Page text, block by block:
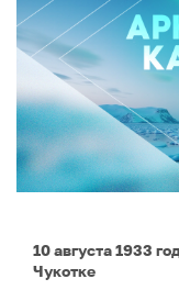
10 августа 1933
Чукотке